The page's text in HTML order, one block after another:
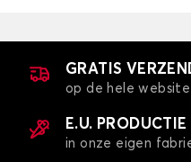
GRATIS
op de hele website
E.U.
in onze eigen